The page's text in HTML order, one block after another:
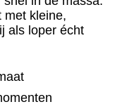
met kleine,
als loper écht